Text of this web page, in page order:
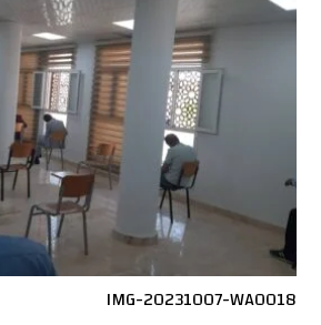
IMG-20231007-WA0018